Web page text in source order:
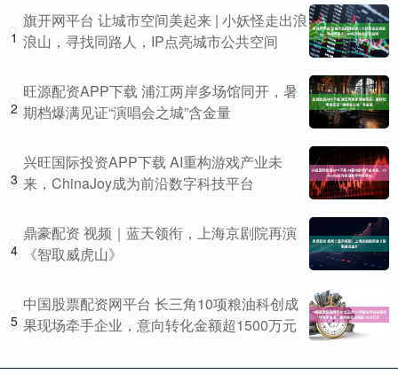
1
旗开网平台 让城市空间美起来 | 小妖怪走出浪
浪山，寻找同路人，IP点亮城市公共空间
2
旺源配资APP下载 浦江两岸多场馆同开，暑
期档爆满见证“演唱会之城”含金量
3
兴旺国际投资APP下载 AI重构游戏产业未
来，ChinaJoy成为前沿数字科技平台
4
鼎豪配资 视频｜蓝天领衔，上海京剧院再演
《智取威虎山》
5
中国股票配资网平台 长三角10项粮油科创成
果现场牵手企业，意向转化金额超1500万元